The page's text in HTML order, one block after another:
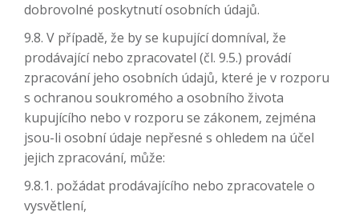
dobrovolné poskytnutí osobních údajů.
9.8. V případě, že by se kupující domníval, že
prodávající nebo zpracovatel (čl. 9.5.) provádí
zpracování jeho osobních údajů, které je v rozporu
s ochranou soukromého a osobního života
kupujícího nebo v rozporu se zákonem, zejména
jsou-li osobní údaje nepřesné s ohledem na účel
jejich zpracování, může:
9.8.1. požádat prodávajícího nebo zpracovatele o
vysvětlení,